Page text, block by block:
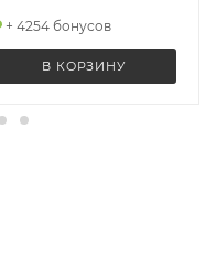
+ 4254 бонусов
В КОРЗИНУ